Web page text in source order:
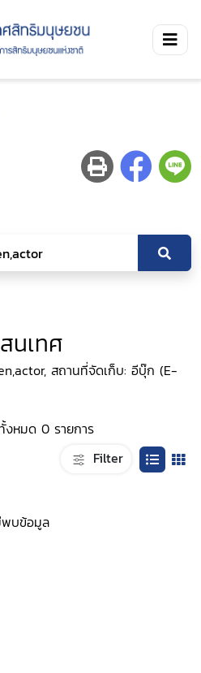
นเทศ
สถานที่จัดเก็บ: อีบุ๊ก (E-
งหมด 0 รายการ
Filter
พบข้อมูล